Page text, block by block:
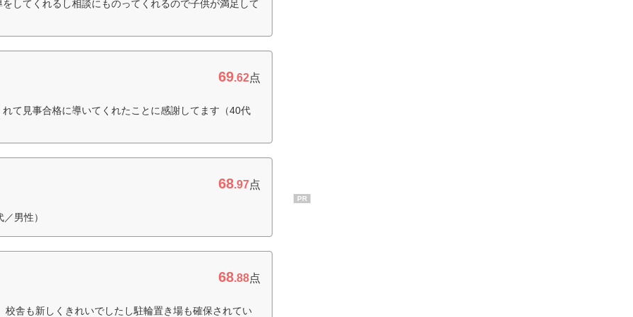
してくれるし相談にものってくれるので子供が満足して
69.62点
て見事合格に導いてくれたことに感謝してます（40代
68.97点
男性）
68.88点
舎も新しくきれいでしたし駐輪置き場も確保されてい
PR